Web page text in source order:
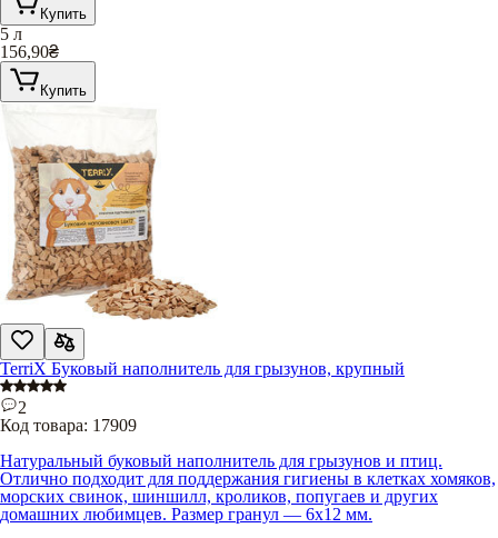
Купить
5 л
156,90₴
Купить
TerriX Буковый наполнитель для грызунов, крупный
2
Код товара: 17909
Натуральный буковый наполнитель для грызунов и птиц.
Отлично подходит для поддержания гигиены в клетках хомяков,
морских свинок, шиншилл, кроликов, попугаев и других
домашних любимцев. Размер гранул — 6х12 мм.